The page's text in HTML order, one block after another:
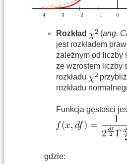
Rozkład (ang.
jest rozkładem
zależnym od liczby
ze wzrostem liczby
rozkładu
rozkładu
Funkcja gęstości
gdzie: